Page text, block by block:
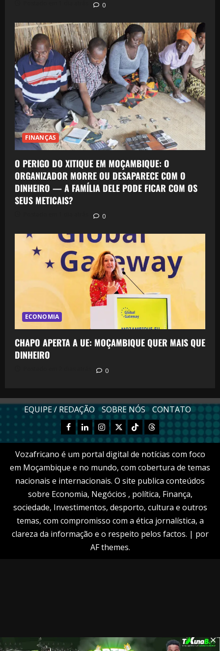
0
FINANÇAS
O PERIGO DO XITIQUE EM MOÇAMBIQUE: O
ORGANIZADOR MORRE OU DESAPARECE COM O
DINHEIRO — A FAMÍLIA DELE PODE FICAR COM OS
SEUS METICAIS?
0
ECONOMIA
CHAPO APERTA A UE: MOÇAMBIQUE QUER MAIS QUE
DINHEIRO
0
EQUIPE / REDAÇÃO SOBRE NÓS CONTATO
Facebook
LinkednInstagram
X TikTokThreads
Vozafricano é um portal digital de notícias com foco
em Moçambique e no mundo, com cobertura de temas
nacionais e internacionais. O site publica conteúdos
sobre Economia, Negócios , política, Finança,
sociedade, Investimentos, desporto, cultura e outros
temas, com compromisso com a ética jornalística, a
clareza da informação e o respeito pelos factos. | por
AF themes.